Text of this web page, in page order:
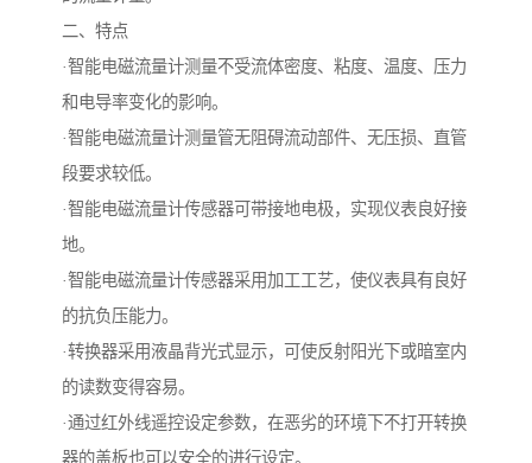
二、特点
·智能电磁流量计测量不受流体密度、粘度、温度、压力
和电导率变化的影响。
·智能电磁流量计测量管无阻碍流动部件、无压损、直管
段要求较低。
·智能电磁流量计传感器可带接地电极，实现仪表良好接
地。
·智能电磁流量计传感器采用加工工艺，使仪表具有良好
的抗负压能力。
·转换器采用液晶背光式显示，可使反射阳光下或暗室内
的读数变得容易。
·通过红外线遥控设定参数，在恶劣的环境下不打开转换
器的盖板也可以安全的进行设定。